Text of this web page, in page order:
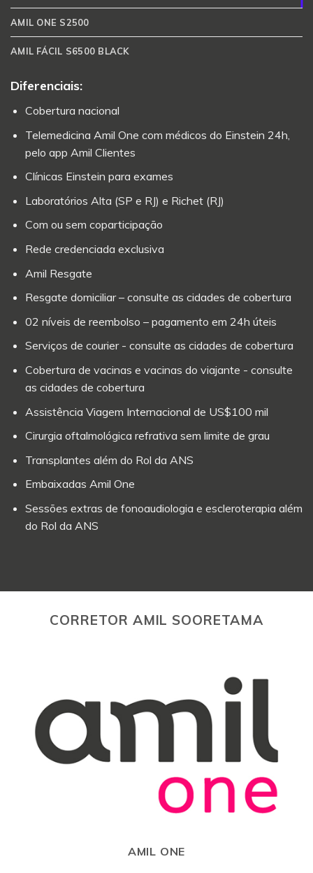
AMIL ONE S2500
AMIL FÁCIL S6500 BLACK
Diferenciais:
Cobertura nacional
Telemedicina Amil One com médicos do Einstein 24h,
pelo app Amil Clientes
Clínicas Einstein para exames
Laboratórios Alta (SP e RJ) e Richet (RJ)
Com ou sem coparticipação
Rede credenciada exclusiva
Amil Resgate
Resgate domiciliar – consulte as cidades de cobertura
02 níveis de reembolso – pagamento em 24h úteis
Serviços de courier - consulte as cidades de cobertura
Cobertura de vacinas e vacinas do viajante - consulte
as cidades de cobertura
Assistência Viagem Internacional de US$100 mil
Cirurgia oftalmológica refrativa sem limite de grau
Transplantes além do Rol da ANS
Embaixadas Amil One
Sessões extras de fonoaudiologia e escleroterapia além
do Rol da ANS
CORRETOR AMIL SOORETAMA
AMIL ONE